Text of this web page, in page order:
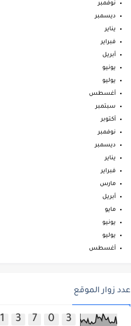
نوفمبر
ديسمبر
يناير
فبراير
أبريل
يونيو
يوليو
أغسطس
سبتمبر
أكتوبر
نوفمبر
ديسمبر
يناير
فبراير
مارس
أبريل
مايو
يونيو
يوليو
أغسطس
عدد زوار الموقع
1 3 7 0 3